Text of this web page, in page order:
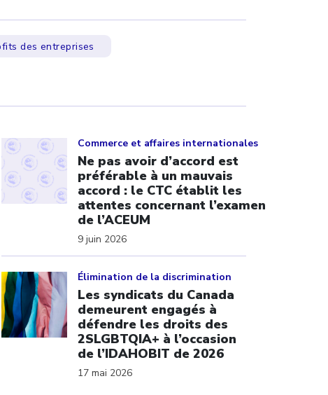
des entreprises
Commerce et affaires internationales
Ne pas avoir d’accord est
préférable à un mauvais
accord : le CTC établit les
attentes concernant l’examen
de l’ACEUM
9 juin 2026
Élimination de la discrimination
Les syndicats du Canada
demeurent engagés à
défendre les droits des
2SLGBTQIA+ à l’occasion
de l’IDAHOBIT de 2026
17 mai 2026